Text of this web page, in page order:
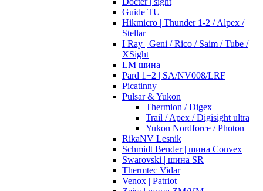
Guide TU
Hikmicro | Thunder 1-2 / Alpex /
Stellar
I Ray | Geni / Rico / Saim / Tube /
XSight
LM шина
Pard 1+2 | SA/NV008/LRF
Picatinny
Pulsar & Yukon
Thermion / Digex
Trail / Apex / Digisight ultra
Yukon Nordforce / Photon
RikaNV Lesnik
Schmidt Bender | шина Convex
Swarovski | шина SR
Thermtec Vidar
Venox | Patriot